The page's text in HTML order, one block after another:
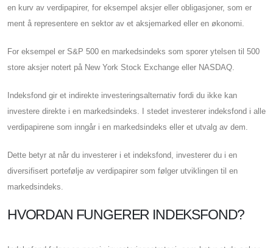
en kurv av verdipapirer, for eksempel aksjer eller obligasjoner, som er
ment å representere en sektor av et aksjemarked eller en økonomi.
For eksempel er S&P 500 en markedsindeks som sporer ytelsen til 500
store aksjer notert på New York Stock Exchange eller NASDAQ.
Indeksfond gir et indirekte investeringsalternativ fordi du ikke kan
investere direkte i en markedsindeks. I stedet investerer indeksfond i alle
verdipapirene som inngår i en markedsindeks eller et utvalg av dem.
Dette betyr at når du investerer i et indeksfond, investerer du i en
diversifisert portefølje av verdipapirer som følger utviklingen til en
markedsindeks.
HVORDAN FUNGERER INDEKSFOND?